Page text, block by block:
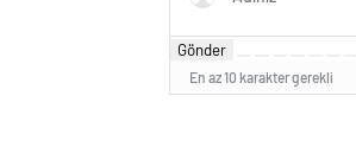
Gönder
En az 10 karakter gerekli